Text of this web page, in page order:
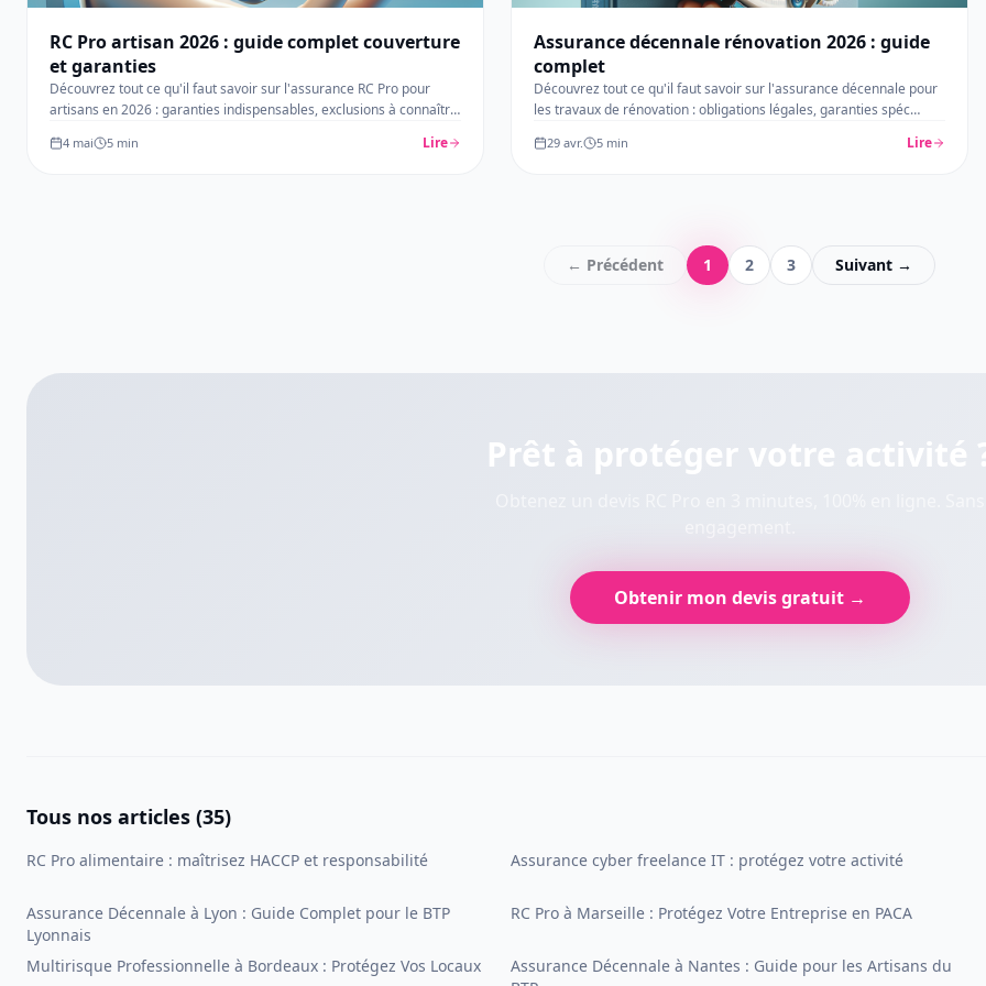
RC Pro artisan 2026 : guide complet couverture
et garanties
Découvrez tout ce qu'il faut savoir sur l'assurance RC Pro pour
artisans en 2026 : garanties indispensables, exclusions à connaîtr…
4 mai 5 min Lire
Assurance décennale rénovation 2026 : guide
complet
Découvrez tout ce qu'il faut savoir sur l'assurance décennale pour
les travaux de rénovation : obligations légales, garanties spéc…
29 avr. 5 min Lire
← Précédent 1 2 3 Suivant →
Prêt à protéger votre activité
Obtenir mon devis gratuit →
Tous nos articles (35)
RC Pro alimentaire : maîtrisez HACCP et responsabilité Assurance cyber freelance IT : protégez votre activité
Assurance Décennale à Lyon : Guide Complet pour le BTP
Lyonnais
RC Pro à Marseille : Protégez Votre Entreprise en PACA
Multirisque Professionnelle à Bordeaux : Protégez Vos Locaux
Assurance Décennale à Nantes : Guide pour les Artisans du